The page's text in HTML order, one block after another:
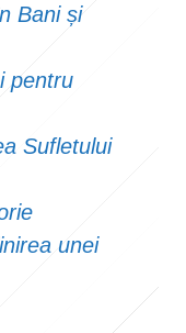
Bani și
pentru
Sufletului
unei